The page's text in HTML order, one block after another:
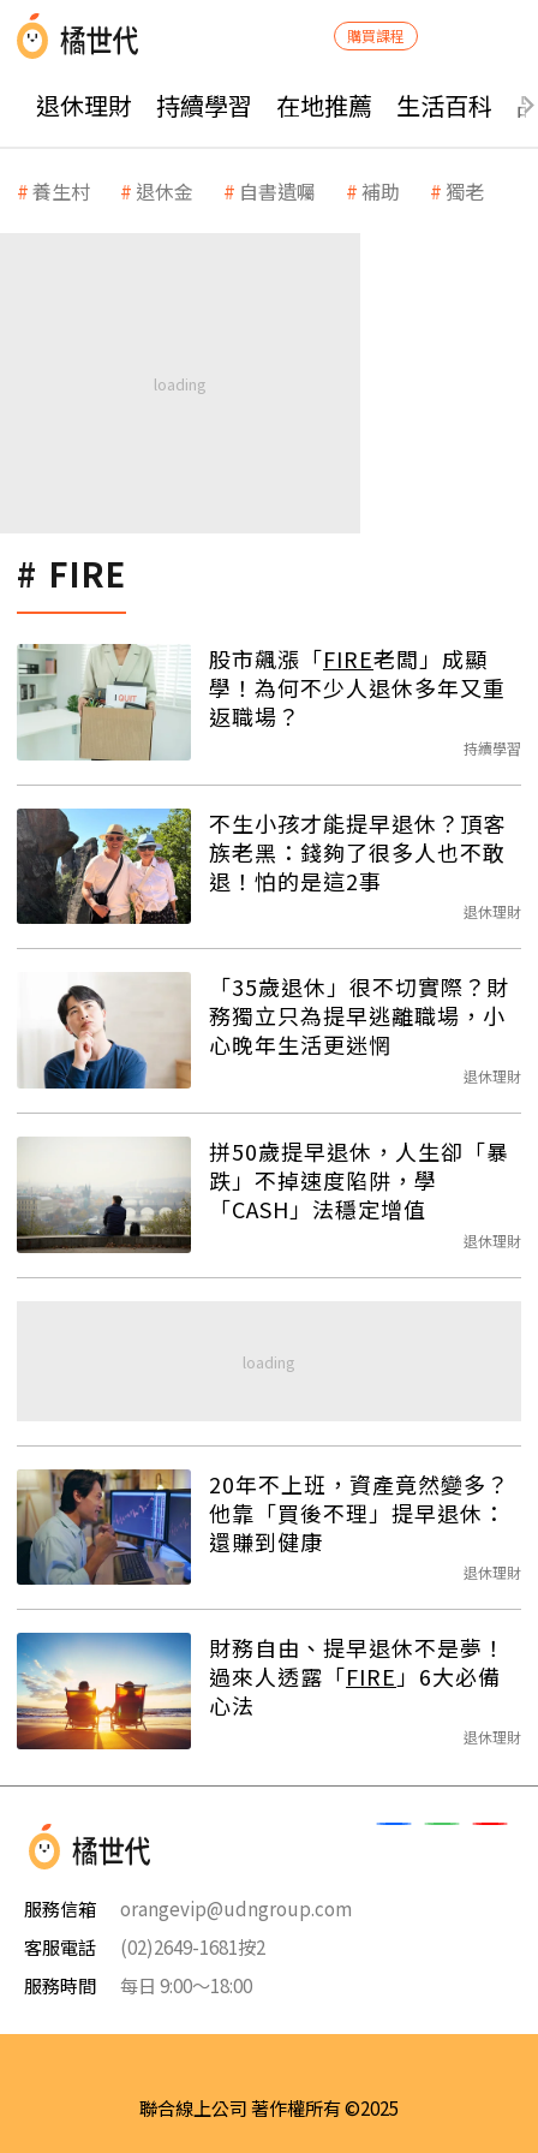
購買課程
退休理財 持續學習 在地推薦 生活百科
養生村 退休金 自書遺囑 補助 獨老
FIRE
股市飆漲「FIRE老闆」成顯
學！為何不少人退休多年又重
返職場？
持續學習
不生小孩才能提早退休？頂客
族老黑：錢夠了很多人也不敢
退！怕的是這2事
退休理財
「35歲退休」很不切實際？財
務獨立只為提早逃離職場，小
心晚年生活更迷惘
退休理財
拼50歲提早退休，人生卻「暴
跌」不掉速度陷阱，學
「CASH」法穩定增值
退休理財
20年不上班，資產竟然變多？
他靠「買後不理」提早退休：
還賺到健康
退休理財
財務自由、提早退休不是夢！
過來人透露「FIRE」6大必備
心法
退休理財
服務信箱
orangevip@udngroup.com
客服電話
(02)2649-1681按2
服務時間
每日 9:00～18:00
聯合線上公司 著作權所有 ©2025